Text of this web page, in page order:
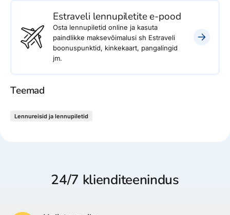
Estraveli lennupiletite e-pood
Osta lennupiletid online ja kasuta
paindlikke maksevõimalusi sh Estraveli
boonuspunktid, kinkekaart, pangalingid
jm.
Teemad
Lennureisid ja lennupiletid
24/7 klienditeenindus